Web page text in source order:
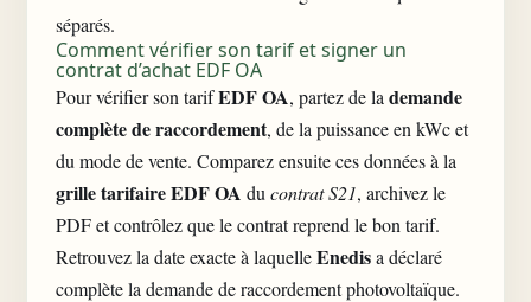
séparés.
Comment vérifier son tarif et signer un
contrat d’achat EDF OA
Pour vérifier son tarifEDF OA, partez de la demande
complète de raccordement, de la puissance en kWc et
du mode de vente. Comparez ensuite ces données à la
grille tarifaire EDF OA du contrat S21, archivez le
PDF et contrôlez que le contrat reprend le bon tarif.
Retrouvez la date exacte à laquelleEnedisa déclaré
complète la demande de raccordement photovoltaïque.